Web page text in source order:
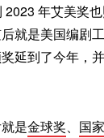
2023 年艾美奖
就是美国编剧
延到了今年，
是金球奖、 国